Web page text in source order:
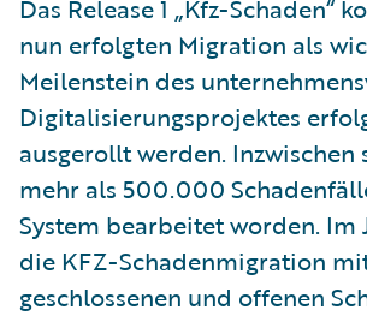
Das Release 1 „Kfz-Schaden“
nun erfolgten Migration als
Meilenstein des
Digitalisierungsprojektes
ausgerollt werden. Inzwischen
mehr als 500.000
System bearbeitet worden. Im
die KFZ-Schadenmigration
geschlossenen und offenen